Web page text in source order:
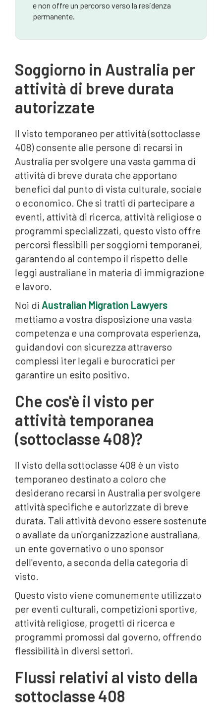
e non offre un percorso verso la residenza
permanente.
Soggiorno in Australia per
attività di breve durata
autorizzate
Il visto temporaneo per attività (sottoclasse
408) consente alle persone di recarsi in
Australia per svolgere una vasta gamma di
attività di breve durata che apportano
benefici dal punto di vista culturale, sociale
o economico. Che si tratti di partecipare a
eventi, attività di ricerca, attività religiose o
programmi specializzati, questo visto offre
percorsi flessibili per soggiorni temporanei,
garantendo al contempo il rispetto delle
leggi australiane in materia di immigrazione
e lavoro.
Noi di Australian Migration Lawyers
mettiamo a vostra disposizione una vasta
competenza e una comprovata esperienza,
guidandovi con sicurezza attraverso
complessi iter legali e burocratici per
garantire un esito positivo.
Che cos'è il visto per
attività temporanea
(sottoclasse 408)?
Il visto della sottoclasse 408 è un visto
temporaneo destinato a coloro che
desiderano recarsi in Australia per svolgere
attività specifiche e autorizzate di breve
durata. Tali attività devono essere sostenute
o avallate da un'organizzazione australiana,
un ente governativo o uno sponsor
dell'evento, a seconda della categoria di
visto.
Questo visto viene comunemente utilizzato
per eventi culturali, competizioni sportive,
attività religiose, progetti di ricerca e
programmi promossi dal governo, offrendo
flessibilità in diversi settori.
Flussi relativi al visto della
sottoclasse 408